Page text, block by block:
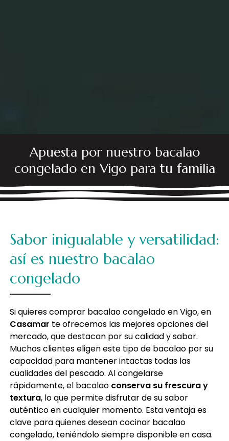
Apuesta por nuestro bacalao
congelado en Vigo para tu familia
Sabor inigualable y versatilidad:
así es nuestro bacalao
congelado
Si quieres comprar bacalao congelado en Vigo, en
Casamar te ofrecemos las mejores opciones del
mercado, que destacan por su calidad y sabor.
Muchos clientes eligen este tipo de bacalao por su
capacidad para mantener intactas todas las
cualidades del pescado. Al congelarse
rápidamente, el bacalao conserva su frescura y
textura, lo que permite disfrutar de su sabor
auténtico en cualquier momento. Esta ventaja es
clave para quienes desean cocinar bacalao
congelado, teniéndolo siempre disponible en casa.